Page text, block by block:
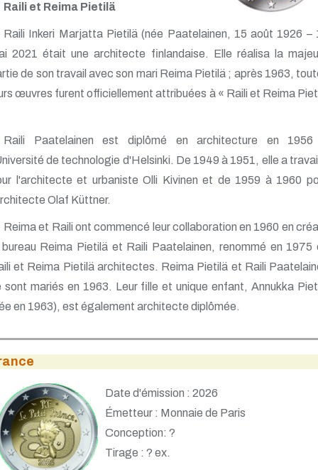
Raili et Reima Pietilä
Raili Inkeri Marjatta Pietilä (née Paatelainen, 15 août 1926 –
2021 était une architecte finlandaise. Elle réalisa la
de son travail avec son mari Reima Pietilä ; après 1963,
œuvres furent officiellement attribuées à « Raili et Reima
Raili Paatelainen est diplômé en architecture en
de technologie d'Helsinki. De 1949 à 1951, elle a
l'architecte et urbaniste Olli Kivinen et de 1959 à 1960
Olaf Küttner.
Reima et Raili ont commencé leur collaboration en 1960 en
Reima Pietilä et Raili Paatelainen, renommé en 1975
et Reima Pietilä architectes. Reima Pietilä et Raili
sont mariés en 1963. Leur fille et unique enfant, Annukka
en 1963), est également architecte diplômée.
Date d'émission : 2026
Émetteur : Monnaie de Paris
Conception: ?
Tirage : ? ex.